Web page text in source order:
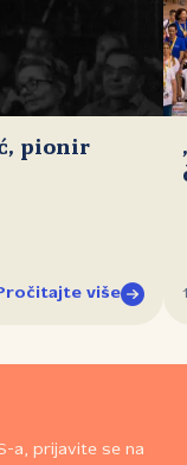
pionir
više
a, prijavite se na